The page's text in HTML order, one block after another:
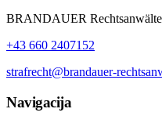
BRANDAUER
+43 660 2407152
strafrecht@brandauer-
Navigacija